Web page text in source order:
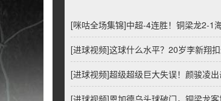
[咪咕全场集锦]中超-4连胜！铜梁龙2-1
[进球视频]这球什么水平？20岁李新翔
[进球视频]超级超级巨大失误！颜骏凌
[进球视频]恩加德乌头球破门，铜梁龙